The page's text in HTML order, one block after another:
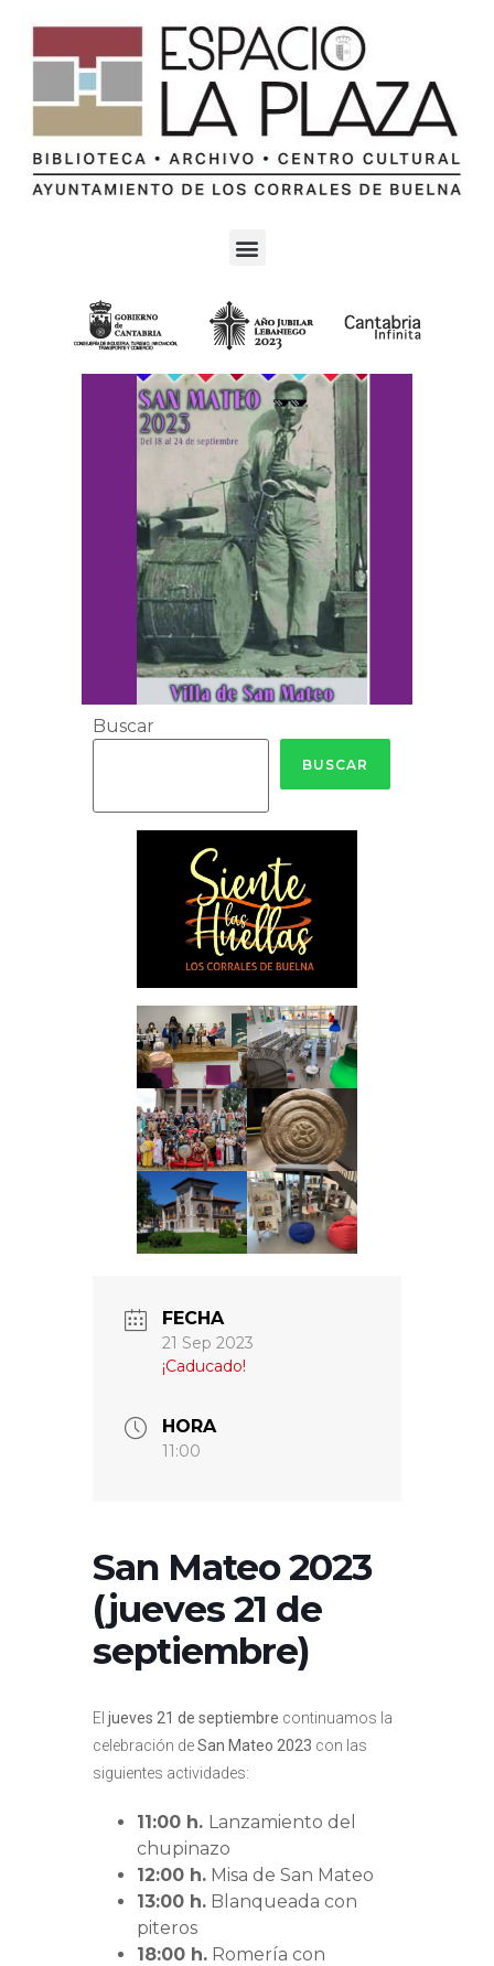
Buscar
BUSCAR
FECHA
21 Sep 2023
¡Caducado!
HORA
11:00
San Mateo 2023
(jueves 21 de
septiembre)
El jueves 21 de septiembre continuamos la
celebración deSan Mateo 2023 con las
siguientes actividades:
11:00 h. Lanzamiento del
chupinazo
12:00 h. Misa de San Mateo
13:00 h. Blanqueada con
piteros
18:00 h. Romería con